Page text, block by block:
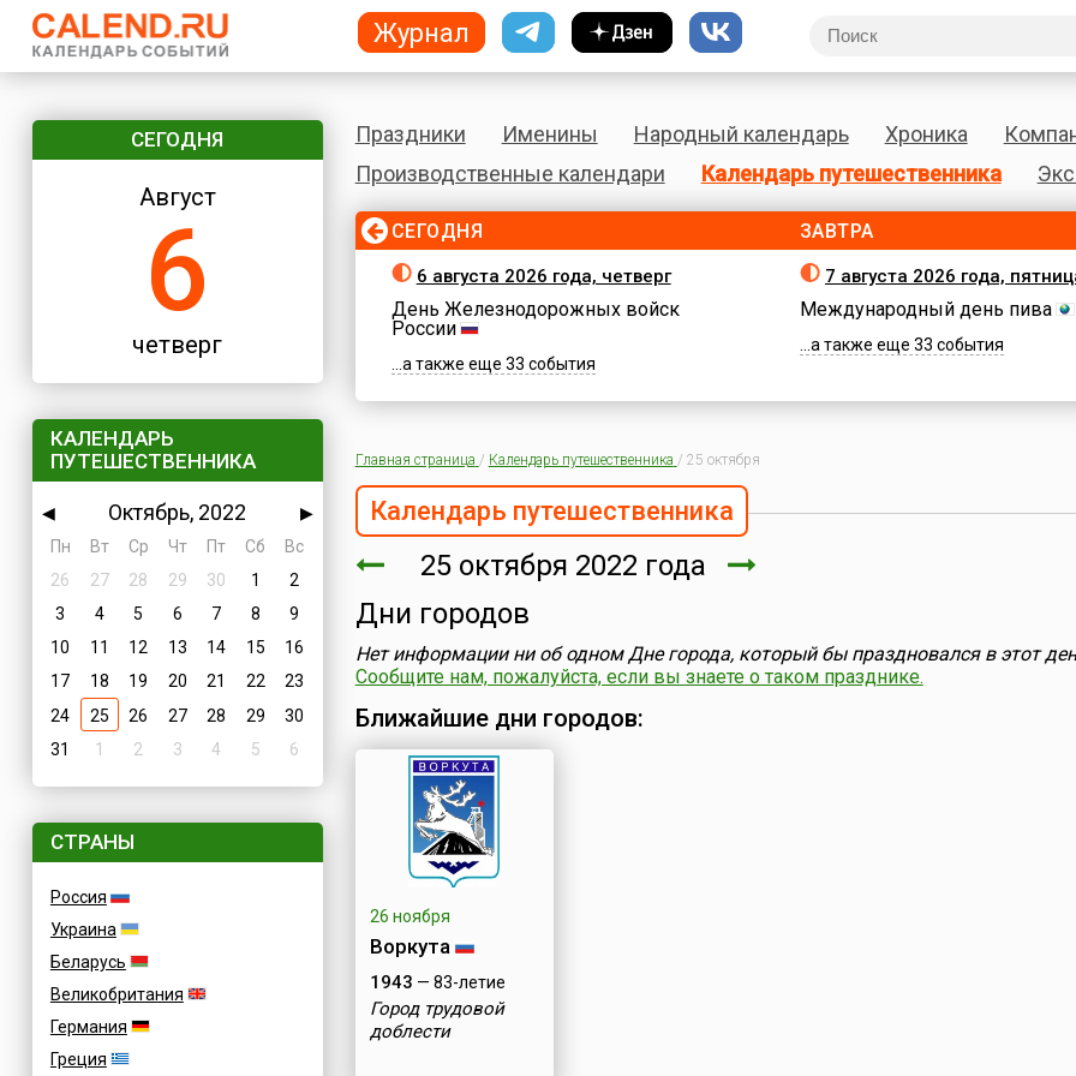
СЕГОДНЯ
Август
6
четверг
КАЛЕНДАРЬ
ПУТЕШЕСТВЕННИКА
◀ Октябрь, 2022
▶
Пн
Вт Ср Чт Пт Сб
Вс
26
27 28 29 30 1
2
3
4 5 6 7 8
9
10
11 12 13 14 15
16
17
18 19 20 21 22
23
24
25 26 27 28 29
30
31
1 2 3 4 5 6
СТРАНЫ
Россия
Украина
Беларусь
Великобритания
Германия
Греция
Праздники Именины Народный календарь Хроника
Производственные календари
Календарь путешественника
СЕГОДНЯ
6 августа 2026 года, четверг
День Железнодорожных войск
России
...а также еще 33 события
ЗАВТРА
7 августа 2026 года,
Международный день пива
...а также еще 33 события
Главная страница / Календарь путешественника / 25 октября
Календарь путешественника
25 октября 2022 года
Дни городов
Нет информации ни об одном Дне города, который бы праздновался в этот
Сообщите нам, пожалуйста, если вы знаете о таком празднике.
Ближайшие дни городов:
26 ноября
Воркута
1943 — 83-летие
Город трудовой
доблести
Журнал